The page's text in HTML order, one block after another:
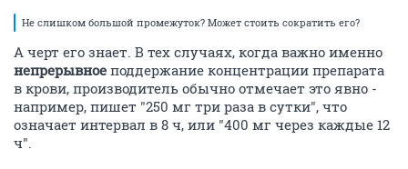
Не слишком большой промежуток? Может стоить сократить его?
А черт его знает. В тех случаях, когда важно именно
непрерывное поддержание концентрации препарата
в крови, производитель обычно отмечает это явно -
например, пишет "250 мг три раза в сутки", что
означает интервал в 8 ч, или "400 мг через каждые 12
ч".